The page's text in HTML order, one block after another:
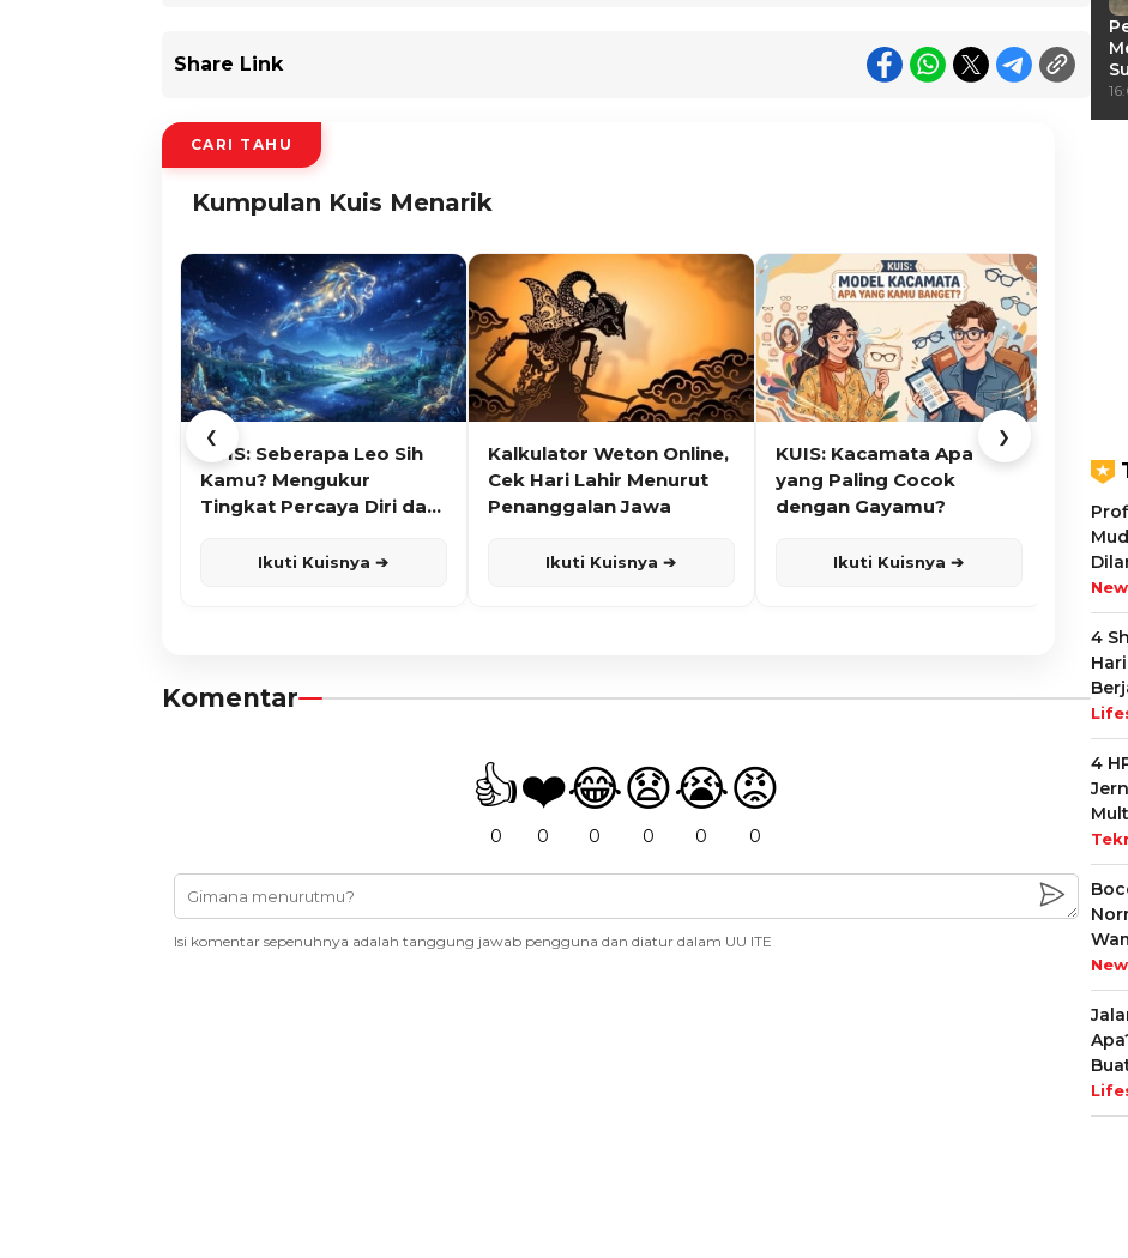
Share Link
CARI TAHU
Kumpulan Kuis Menarik
❮
KUIS: Seberapa Leo Sih
Kamu? Mengukur
Tingkat Percaya Diri dan
Ikuti Kuisnya ➔
Kalkulator Weton Online,
Cek Hari Lahir Menurut
Penanggalan Jawa
Ikuti Kuisnya ➔
KUIS: Kacamata Apa
yang Paling Cocok
dengan Gayamu?
Ikuti Kuisnya ➔
❯
Komentar
👍
0
❤️
0
😂
0
😧
0
😭
0
😡
0
Isi komentar sepenuhnya adalah tanggung jawab pengguna dan diatur dalam UU ITE
4
4